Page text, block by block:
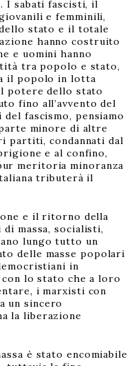
I sabati fascisti, il
e femminili,
stato e il totale
hanno costruito
e uomini hanno
tra popolo e stato,
il popolo in lotta
potere dello stato
fino all’avvento del
fascismo, pensiamo
minore di altre
partiti, condannati dal
e al confino,
meritoria minoranza
tributerà il
e il ritorno della
massa, socialisti,
lungo tutto un
delle masse popolari
in
lo stato che a loro
i marxisti con
un sincero
la liberazione
è stato encomiabile